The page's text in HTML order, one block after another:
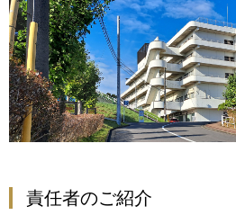
責任者のご紹介